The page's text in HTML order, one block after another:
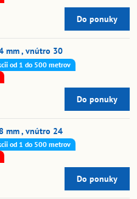
Do ponuky
mm , vnútro 30
od 1 do 500 metrov
Do ponuky
mm , vnútro 24
od 1 do 500 metrov
Do ponuky